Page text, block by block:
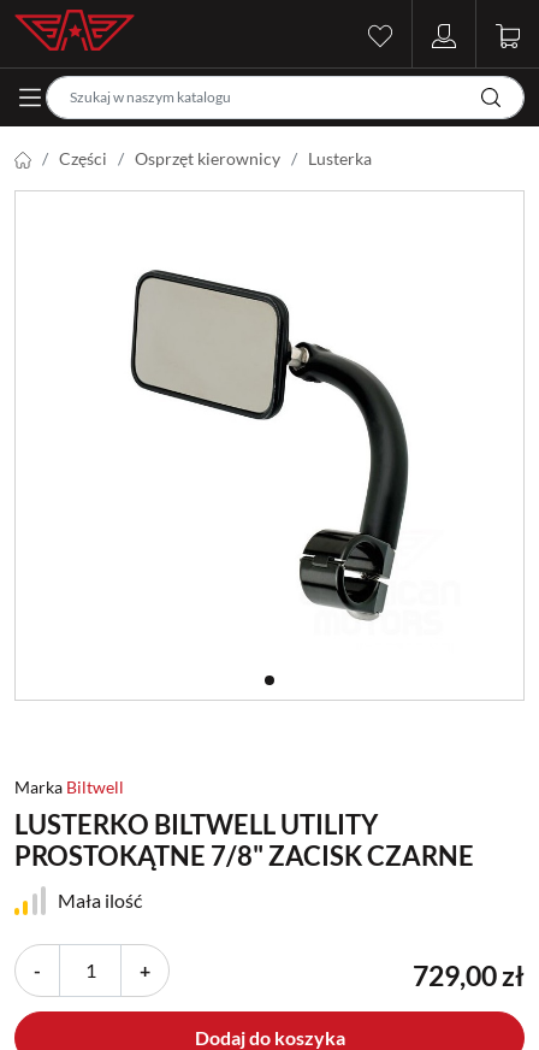
Części Osprzęt kierownicy Lusterka
Marka Biltwell
LUSTERKO BILTWELL UTILITY
PROSTOKĄTNE 7/8" ZACISK CZARNE
Mała ilość
- + 729,00 zł
Dodaj do koszyka